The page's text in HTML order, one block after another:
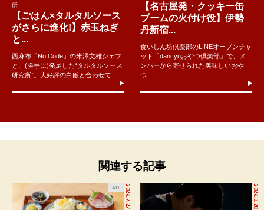
所
【ごはん×タルタルソース
がさらに進化!】赤玉ねぎ
と...
西麻布「No Code」の米澤文雄シェフ
と、(勝手に)発足した“タルタルソース
研究所”。大好評の白飯と合わせて..
【名古屋発・クッキー缶
ブームの火付け役】伊勢
丹新宿...
食いしん坊倶楽部のLINEオープンチャ
ット「dancyuおやつ倶楽部」で、メ
ンバーから寄せられた美味しいおや
つ...
関連する記事
2026.7.27
AD 2026.3.20